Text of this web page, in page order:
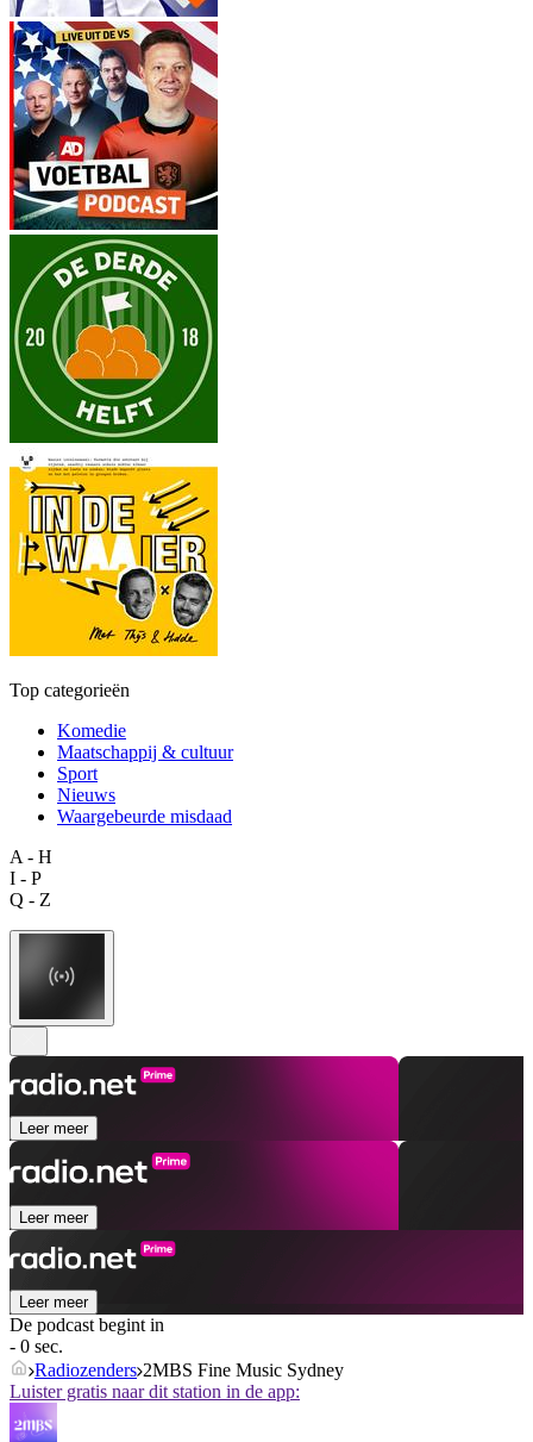
Top categorieën
Komedie
Maatschappij & cultuur
Sport
Nieuws
Waargebeurde misdaad
A - H
I - P
Q - Z
Leer meer
Leer meer
Leer meer
De podcast begint in
- 0 sec.
Radiozenders 2MBS Fine Music Sydney
Luister gratis naar dit station in de app: